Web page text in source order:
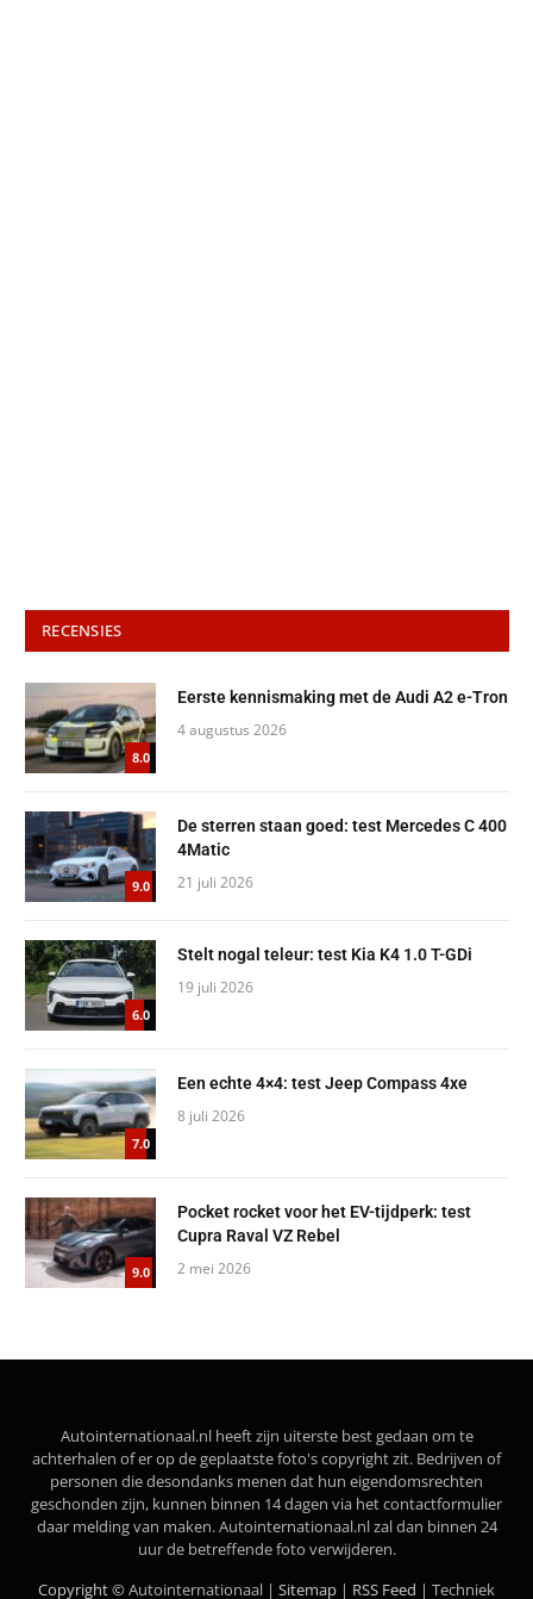
RECENSIES
8.0
Eerste kennismaking met de Audi A2 e-Tron
4 augustus 2026
9.0
De sterren staan goed: test Mercedes C 400
4Matic
21 juli 2026
6.0
Stelt nogal teleur: test Kia K4 1.0 T-GDi
19 juli 2026
7.0
Een echte 4×4: test Jeep Compass 4xe
8 juli 2026
9.0
Pocket rocket voor het EV-tijdperk: test
Cupra Raval VZ Rebel
2 mei 2026
Autointernationaal.nl heeft zijn uiterste best gedaan om te
achterhalen of er op de geplaatste foto's copyright zit. Bedrijven of
personen die desondanks menen dat hun eigendomsrechten
geschonden zijn, kunnen binnen 14 dagen via het contactformulier
daar melding van maken. Autointernationaal.nl zal dan binnen 24
uur de betreffende foto verwijderen.
Copyright ©Autointernationaal | Sitemap | RSS Feed | Techniek